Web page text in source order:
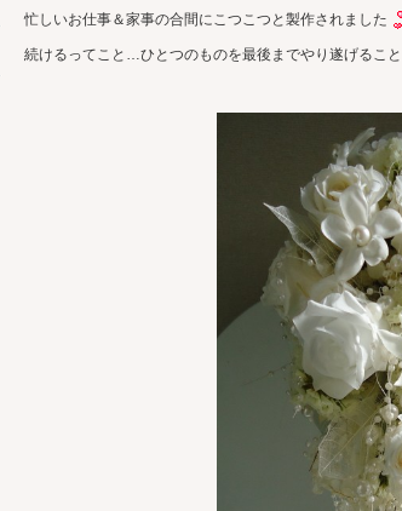
忙しいお仕事＆家事の合間にこつこつと製作されました
続けるってこと…ひとつのものを最後までやり遂げるこ